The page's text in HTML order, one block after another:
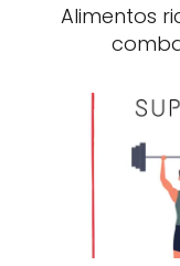
Alimentos